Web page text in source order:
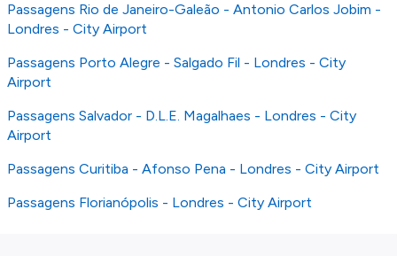
Passagens Rio de Janeiro-Galeão - Antonio Carlos Jobim -
Londres - City Airport
Passagens Porto Alegre - Salgado Fil - Londres - City
Airport
Passagens Salvador - D.L.E. Magalhaes - Londres - City
Airport
Passagens Curitiba - Afonso Pena - Londres - City Airport
Passagens Florianópolis - Londres - City Airport